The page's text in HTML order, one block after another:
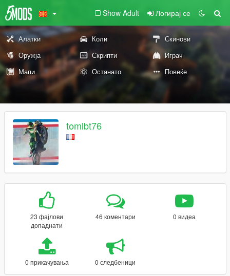
Show Adult Логирај се
Алатки Коли
Скинови
Оружја
Скрипти
Играч
Мапи
Останато Повеќе
tomlbt76
23 фајлови
допаднати
46 коментари 0 видеа
0 прикачувања 0 следбеници